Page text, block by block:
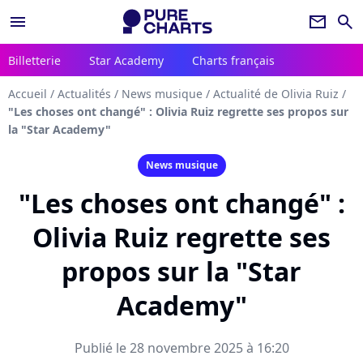
menu newsletter search
Billetterie Star Academy Charts français
Accueil / Actualités / News musique / Actualité de Olivia Ruiz /
"Les choses ont changé" : Olivia Ruiz regrette ses propos sur
la "Star Academy"
News musique
"Les choses ont changé" :
Olivia Ruiz regrette ses
propos sur la "Star
Academy"
Publié le 28 novembre 2025 à 16:20